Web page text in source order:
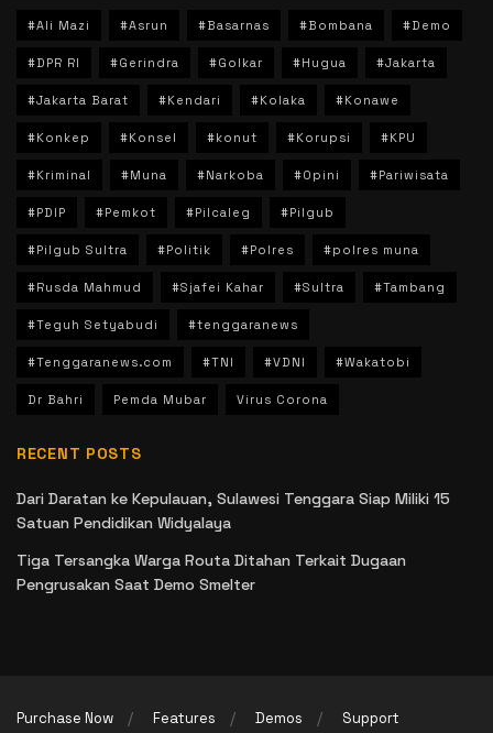
#Ali Mazi #Asrun #Basarnas #Bombana #Demo
#DPR RI #Gerindra #Golkar #Hugua #Jakarta
#Jakarta Barat #Kendari #Kolaka #Konawe
#Konkep #Konsel #konut #Korupsi #KPU
#Kriminal #Muna #Narkoba #Opini #Pariwisata
#PDIP #Pemkot #Pilcaleg #Pilgub
#Pilgub Sultra #Politik #Polres #polres muna
#Rusda Mahmud #Sjafei Kahar #Sultra #Tambang
#Teguh Setyabudi #tenggaranews
#Tenggaranews.com #TNI #VDNI #Wakatobi
Dr Bahri Pemda Mubar Virus Corona
RECENT POSTS
Dari Daratan ke Kepulauan, Sulawesi Tenggara Siap Miliki 15
Satuan Pendidikan Widyalaya
Tiga Tersangka Warga Routa Ditahan Terkait Dugaan
Pengrusakan Saat Demo Smelter
Purchase Now Features Demos Support